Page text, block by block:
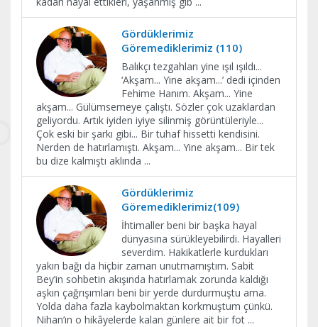
Gördüklerimiz
Göremediklerimiz (110)
Balıkçı tezgahları yine ışıl ışıldı...
‘Akşam... Yine akşam...’ dedi içinden
Fehime Hanım. Akşam... Yine
akşam... Gülümsemeye çalıştı. Sözler çok uzaklardan
geliyordu. Artık iyiden iyiye silinmiş görüntüleriyle...
Çok eski bir şarkı gibi... Bir tuhaf hissetti kendisini.
Nerden de hatırlamıştı. Akşam... Yine akşam... Bir tek
bu dize kalmıştı aklında ...
Gördüklerimiz
Göremediklerimiz(109)
İhtimaller beni bir başka hayal
dünyasına sürükleyebilirdi. Hayalleri
severdim. Hakikatlerle kurdukları
yakın bağı da hiçbir zaman unutmamıştım. Sabit
Bey’in sohbetin akışında hatırlamak zorunda kaldığı
aşkın çağrışımları beni bir yerde durdurmuştu ama.
Yolda daha fazla kaybolmaktan korkmuştum çünkü.
Nihan’ın o hikâyelerde kalan günlere ait bir fot ...